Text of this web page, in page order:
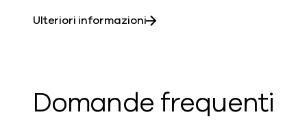
Ulteriori informazionisu Commvault® Cloud
Domande frequenti